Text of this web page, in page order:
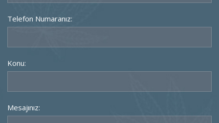
Telefon Numaranız:
Konu:
Mesajınız: